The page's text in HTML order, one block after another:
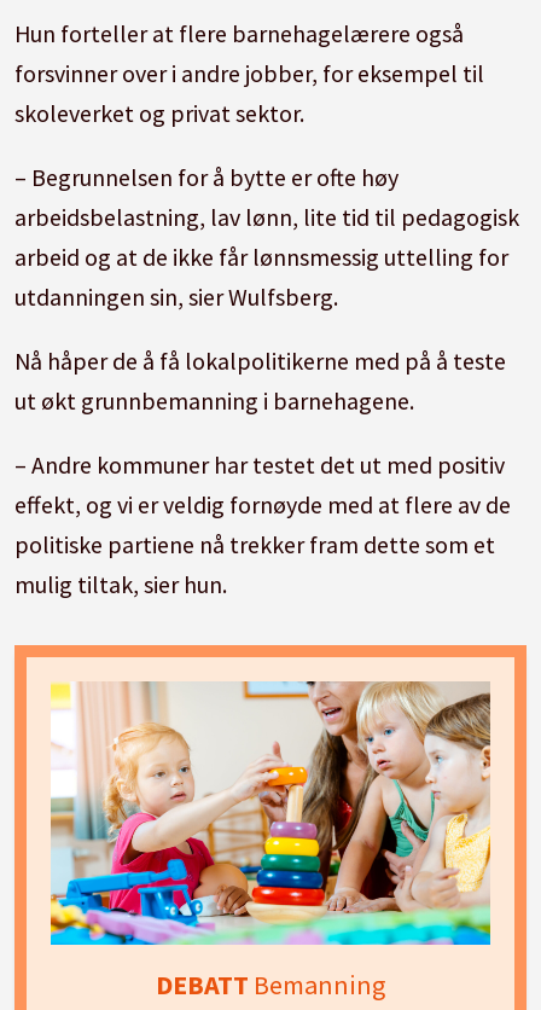
Hun forteller at flere barnehagelærere også
forsvinner over i andre jobber, for eksempel til
skoleverket og privat sektor.
– Begrunnelsen for å bytte er ofte høy
arbeidsbelastning, lav lønn, lite tid til pedagogisk
arbeid og at de ikke får lønnsmessig uttelling for
utdanningen sin, sier Wulfsberg.
Nå håper de å få lokalpolitikerne med på å teste
ut økt grunnbemanning i barnehagene.
– Andre kommuner har testet det ut med positiv
effekt, og vi er veldig fornøyde med at flere av de
politiske partiene nå trekker fram dette som et
mulig tiltak, sier hun.
DEBATT Bemanning